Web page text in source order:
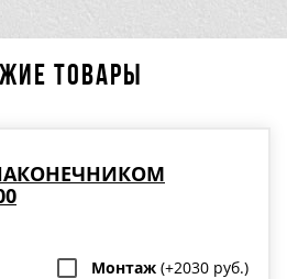
ТОВАРЫ
Монтаж (+2030 руб.)